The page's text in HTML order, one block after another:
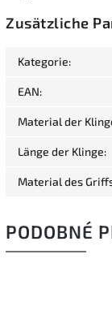
Zusätzliche
Kategorie:
EAN:
Material der
Länge der Klinge:
Material des
PODOBNÉ